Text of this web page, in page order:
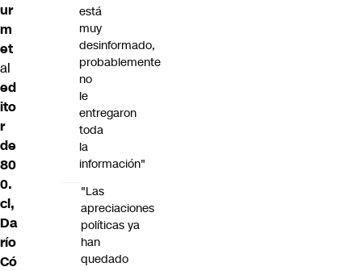
ur
m
et
al
ed
ito
r
de
80
0.
cl,
Da
río
Có
está
muy
desinformado,
probablemente
no
le
entregaron
toda
la
información"
"Las
apreciaciones
políticas ya
han
quedado